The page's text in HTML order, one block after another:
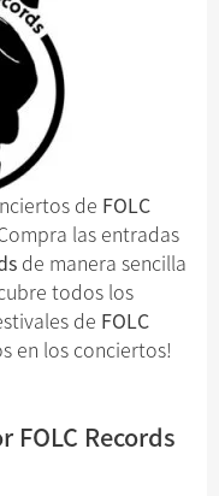
de FOLC
las entradas
de manera sencilla
todos los
de FOLC
en los conciertos!
Records